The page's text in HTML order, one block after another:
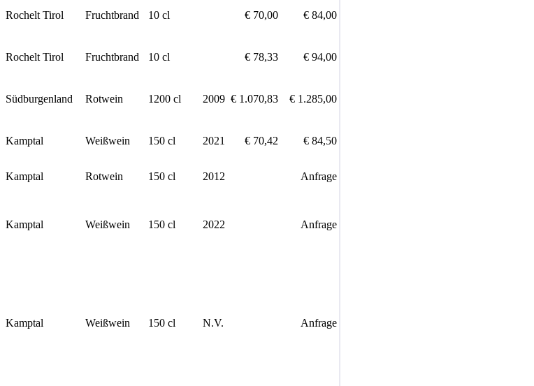
Rochelt Tirol Fruchtbrand 10 cl € 70,00 € 84,00
Rochelt Tirol Fruchtbrand 10 cl € 78,33 € 94,00
Südburgenland Rotwein 1200 cl 2009 € 1.070,83 € 1.285,00
Kamptal Weißwein 150 cl 2021 € 70,42 € 84,50
Kamptal Rotwein 150 cl 2012
Anfrage
Kamptal Weißwein 150 cl 2022 Anfrage
Kamptal Weißwein 150 cl N.V. Anfrage